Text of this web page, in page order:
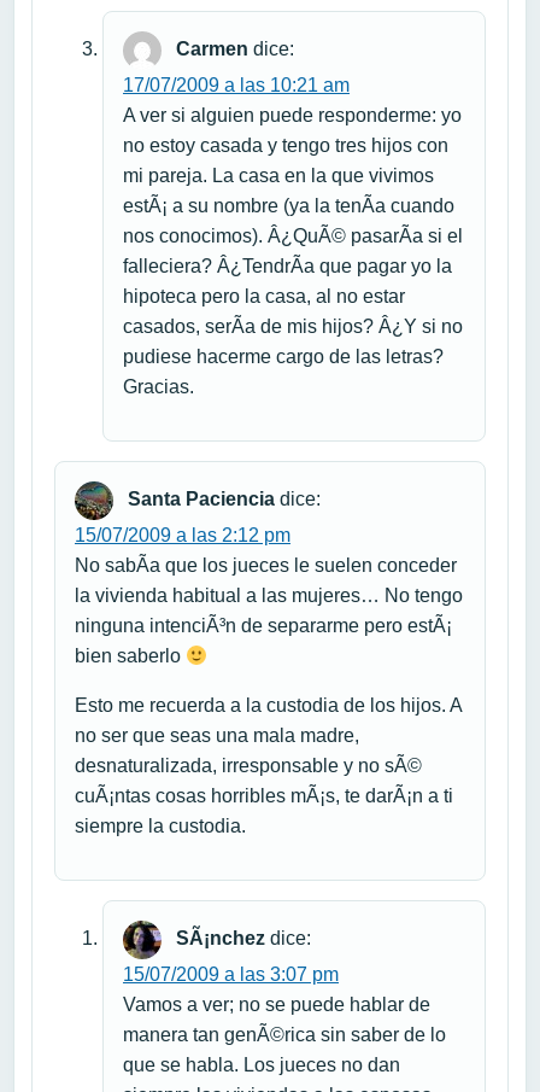
Carmen dice:
17/07/2009 a las 10:21 am
A ver si alguien puede responderme: yo
no estoy casada y tengo tres hijos con
mi pareja. La casa en la que vivimos
estÃ¡ a su nombre (ya la tenÃ­a cuando
nos conocimos). Â¿QuÃ© pasarÃ­a si el
falleciera? Â¿TendrÃ­a que pagar yo la
hipoteca pero la casa, al no estar
casados, serÃ­a de mis hijos? Â¿Y si no
pudiese hacerme cargo de las letras?
Gracias.
Santa Paciencia dice:
15/07/2009 a las 2:12 pm
No sabÃ­a que los jueces le suelen conceder
la vivienda habitual a las mujeres… No tengo
ninguna intenciÃ³n de separarme pero estÃ¡
bien saberlo
Esto me recuerda a la custodia de los hijos. A
no ser que seas una mala madre,
desnaturalizada, irresponsable y no sÃ©
cuÃ¡ntas cosas horribles mÃ¡s, te darÃ¡n a ti
siempre la custodia.
SÃ¡nchez dice:
15/07/2009 a las 3:07 pm
Vamos a ver; no se puede hablar de
manera tan genÃ©rica sin saber de lo
que se habla. Los jueces no dan